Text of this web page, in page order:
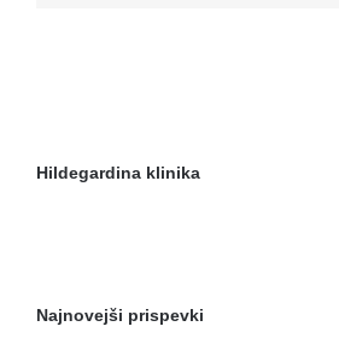
Hildegardina klinika
Najnovejši prispevki